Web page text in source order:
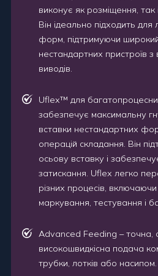
виконує як розміщення, так
Він ідеально підходить
форм, підтримуючи
нестандартних пристроїв
виводів.
Uflex™ для
забезпечує максимальну
вставки нестандартних
операцій складання. Він
осьову вставку і
затискання. Uflex легко
різних процесів,
маркування, тестування і
Advanced Feeding – точна,
високошвидкісна подача
трубки, лотків або насипом.